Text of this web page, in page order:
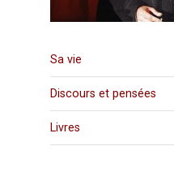
Sa vie
Discours et pensées
Livres